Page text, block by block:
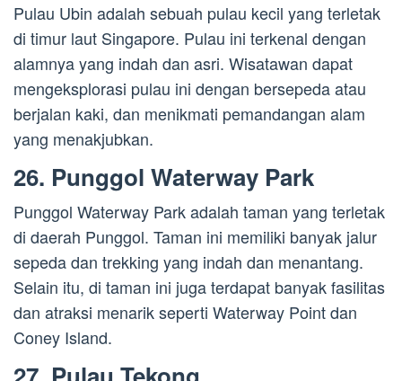
Pulau Ubin adalah sebuah pulau kecil yang terletak
di timur laut Singapore. Pulau ini terkenal dengan
alamnya yang indah dan asri. Wisatawan dapat
mengeksplorasi pulau ini dengan bersepeda atau
berjalan kaki, dan menikmati pemandangan alam
yang menakjubkan.
26. Punggol Waterway Park
Punggol Waterway Park adalah taman yang terletak
di daerah Punggol. Taman ini memiliki banyak jalur
sepeda dan trekking yang indah dan menantang.
Selain itu, di taman ini juga terdapat banyak fasilitas
dan atraksi menarik seperti Waterway Point dan
Coney Island.